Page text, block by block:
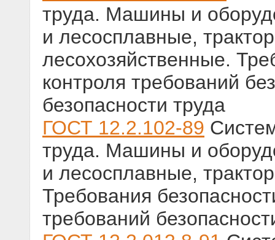
труда. Машины и
и лесосплавные,
лесохозяйственные.
контроля требований
безопасности труда
ГОСТ 12.2.102-89
труда. Машины и
и лесосплавные,
Требования
требований